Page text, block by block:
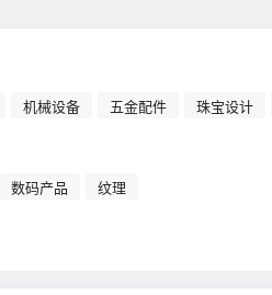
机械设备 五金配件 珠宝设计
数码产品 纹理